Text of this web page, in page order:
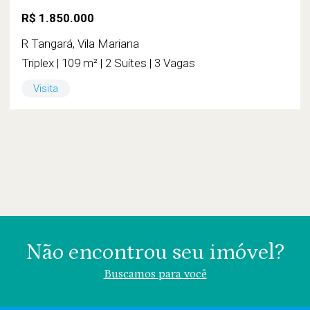
R$ 1.850.000
R Tangará, Vila Mariana
Triplex | 109 m² | 2 Suítes | 3 Vagas
Visita
Não encontrou seu imóvel?
Buscamos para você